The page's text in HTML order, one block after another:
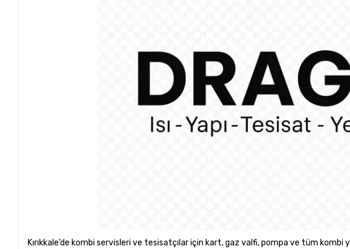
Kırıkkale’de kombi servisleri ve tesisatçılar için kart, gaz valfi, pompa ve tüm kombi